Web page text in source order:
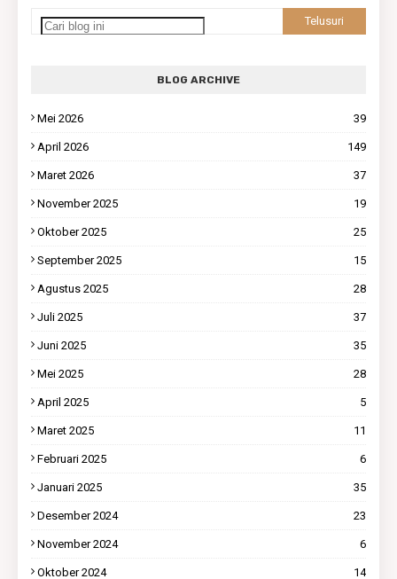
BLOG ARCHIVE
Mei 2026 39
April 2026 149
Maret 2026 37
November 2025 19
Oktober 2025 25
September 2025 15
Agustus 2025 28
Juli 2025 37
Juni 2025 35
Mei 2025 28
April 2025 5
Maret 2025 11
Februari 2025 6
Januari 2025 35
Desember 2024 23
November 2024 6
Oktober 2024 14